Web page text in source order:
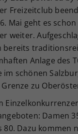
Freizeitclub
Mai geht es
weiter.
bereits
Anlage des
im schönen
zu
Damen
80. Dazu kommen
Wert speichert
Unter
generierte ID,
historische
vorgenommen
Webseiten-Betreiber